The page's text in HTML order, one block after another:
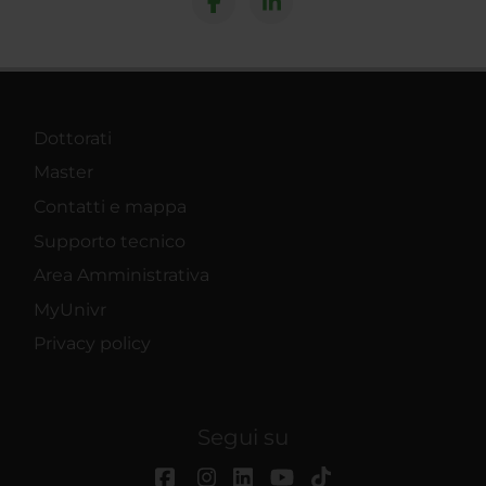
Dottorati
Master
Contatti e mappa
Supporto tecnico
Area Amministrativa
MyUnivr
Privacy policy
Segui su